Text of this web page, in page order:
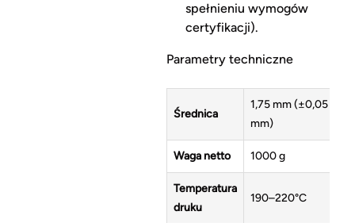
spełnieniu wymogów
certyfikacji).
Parametry techniczne
Średnica
1,75 mm (±0,05
mm)
Waga netto 1000 g
Temperatura
druku
190–220°C